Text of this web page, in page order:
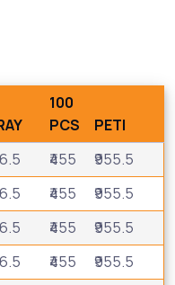
100
PCS
PETI
₹455
₹955.5
₹455
₹955.5
₹455
₹955.5
₹455
₹955.5